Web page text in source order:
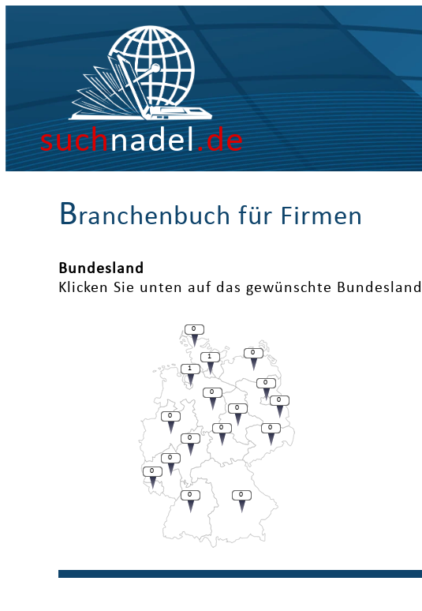
suchnadel.de
Branchenbuch für Firmen
Bundesland
Klicken Sie unten auf das gewünschte
0
0
0
0
0
0
1
0
1
0
0
0
0
0
0
0